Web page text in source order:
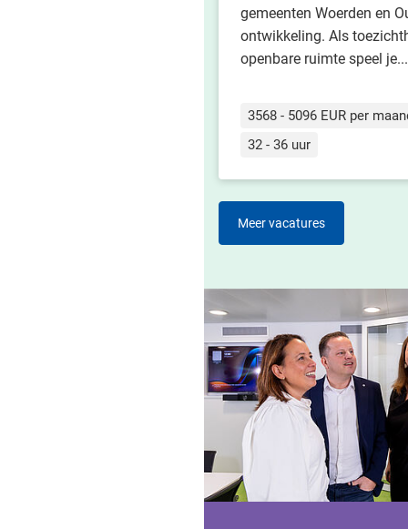
gemeenten Woerden en
ontwikkeling. Als
openbare ruimte speel je...
3568 - 5096 EUR per
32 - 36 uur
Meer vacatures